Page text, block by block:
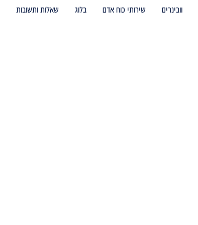
וובינרים שירותי כוח אדם בלוג שאלות ותשובות